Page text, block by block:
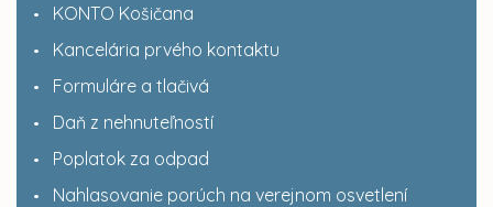
KONTO Košičana
Kancelária prvého kontaktu
Formuláre a tlačivá
Daň z nehnuteľností
Poplatok za odpad
Nahlasovanie porúch na verejnom osvetlení